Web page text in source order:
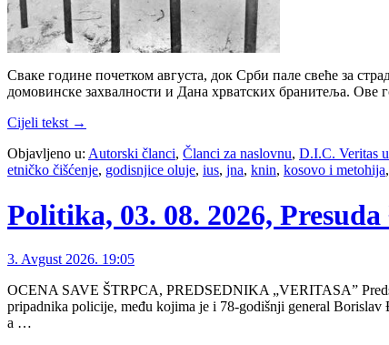
Сваке године почетком августа, док Срби пале свеће за
домовинске захвалности и Дана хрватских бранитеља.
Cijeli tekst →
Objavljeno u: Autorski članci, Članci za naslovnu, D.I.C. Veritas
etničko čišćenje, godisnjice oluje, ius, jna, knin, kosovo i metohija,
Politika, 03. 08. 2026,
3. Avgust 2026. 19:05
OCENA SAVE ŠTRPCA, PREDSEDNIKA „VERITASA”
pripadnika policije, među kojima je i 78-godišnji general Borislav
a …